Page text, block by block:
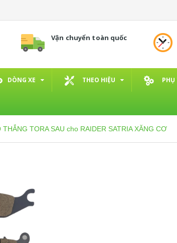
Vận chuyển toàn quốc
DÒNG XE THEO HIỆU PHỤ
THẮNG TORA SAU cho RAIDER SATRIA XĂNG CƠ